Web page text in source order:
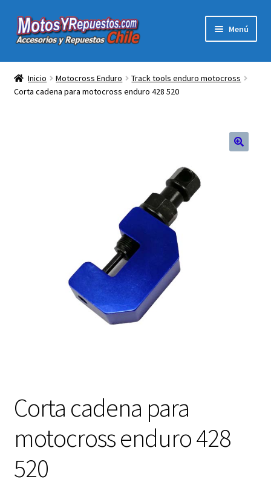
Ir
a
Ir
al
Menú
Acc y Rep Motocross Enduro
Electronica Para Motos
Tienda Física Motosyrepuestos
FAQ Preguntas Frecuentes
Inicio Motocross Enduro
Track tools enduro motocross
Corta cadena para motocross enduro 428 520
Corta cadena para
motocross enduro 428
520